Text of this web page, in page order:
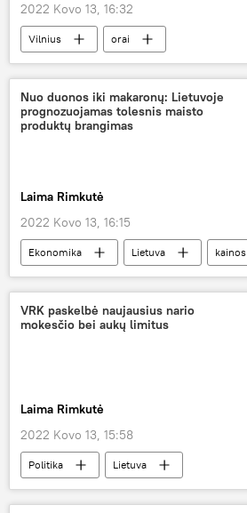
2022 Kovo 13, 16:32
Vilnius orai
Nuo duonos iki makaronų: Lietuvoje
prognozuojamas tolesnis maisto
produktų brangimas
Laima Rimkutė
2022 Kovo 13, 16:15
Ekonomika Lietuva kainos
VRK paskelbė naujausius nario
mokesčio bei aukų limitus
Laima Rimkutė
2022 Kovo 13, 15:58
Politika
Lietuva
Vyriausioji rinkimų komisija